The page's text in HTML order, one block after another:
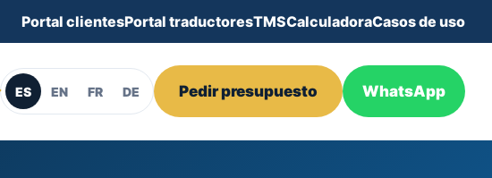
Portal clientesPortal traductoresTMSCalculadoraCasos de uso
ES EN FR DE Pedir presupuesto WhatsApp